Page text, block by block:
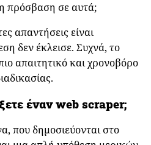
πρόσβαση σε αυτά;
απαντήσεις είναι
δεν έκλεισε. Συχνά, το
απαιτητικό και χρονοβόρο
έναν web scraper;
που δημοσιεύονται στο